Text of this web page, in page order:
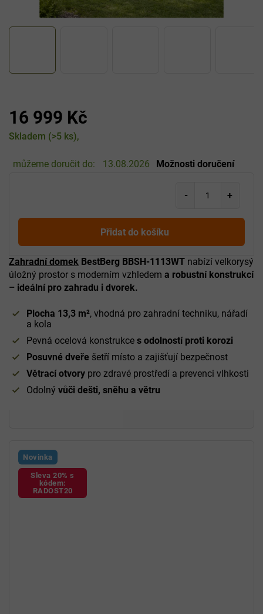
16 999 Kč
Měrná
Skladem (>5 ks)
můžeme doručit do: 13.08.2026 Možnosti doručení
Přidat do košíku
Zahradní domek BestBerg BBSH-1113WT nabízí velkorysý
úložný prostor s moderním vzhledem a robustní konstrukcí
– ideální pro zahradu i dvorek.
Plocha 13,3 m², vhodná pro zahradní techniku, nářadí
a kola
Pevná ocelová konstrukce s odolností proti korozi
Posuvné dveře šetří místo a zajišťují bezpečnost
Větrací otvory pro zdravé prostředí a prevenci vlhkosti
Odolný vůči dešti, sněhu a větru
Novinka
Sleva 20% s
kódem:
RADOST20